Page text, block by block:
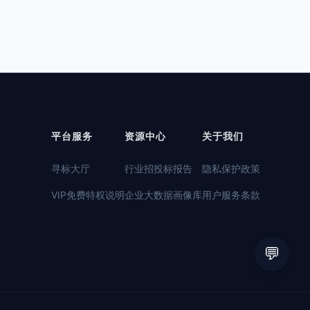
平台服务
寻标大厅
VIP免费特权说明
资源中心
行业招投标报告
企业大数据画像库
关于我们
隐私保护政策
用户服务条款
💬